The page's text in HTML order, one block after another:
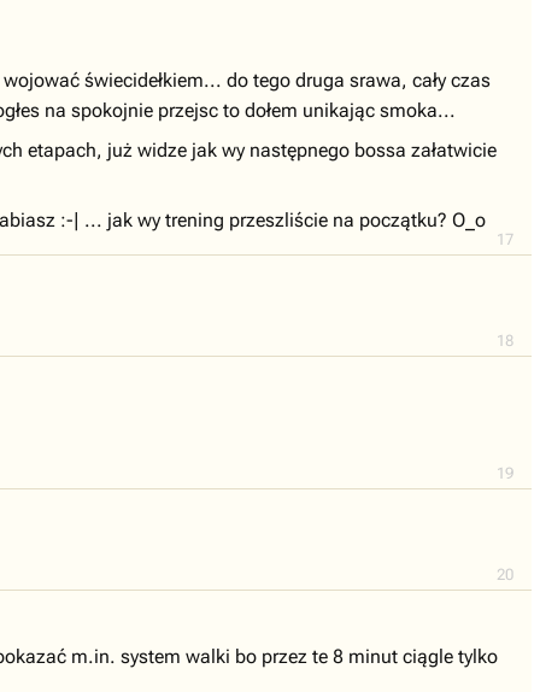
17
świecidełkiem... do tego druga srawa, cały czas
na spokojnie przejsc to dołem unikając smoka...
etapach, już widze jak wy następnego bossa załatwicie
:-| ... jak wy trening przeszliście na początku? O_o
18
19
20
m.in. system walki bo przez te 8 minut ciągle tylko